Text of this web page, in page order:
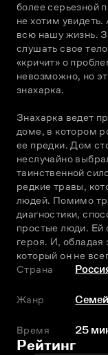
более серьезной
не хотим
всю нашу жизнь.
слушать свое
«кричит» о
невозможно, но
знахарка.
Знахарка ведет
доме, в котором
ее предки. Дом
неслучайно
таинственной
редкие травы,
людей. Помимо
диагностики,
простые люди. Ей
героя. И, обладая
который он не
Страна
Жанр
Время 25
Рейтинг